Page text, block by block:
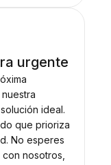
urgente
ideal.
que prioriza
No esperes
nosotros,